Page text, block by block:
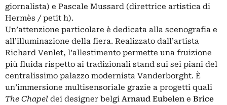
giornalista) e Pascale Mussard (direttrice artistica di
Hermès / petit h).
Un’attenzione particolare è dedicata alla scenografia e
all’illuminazione della fiera. Realizzato dall’artista
Richard Venlet, l’allestimento permette una fruizione
più fluida rispetto ai tradizionali stand sui sei piani del
centralissimo palazzo modernista Vanderborght. È
un’immersione multisensoriale grazie a progetti quali
The Chapel dei designer belgi Arnaud Eubelen e Brice